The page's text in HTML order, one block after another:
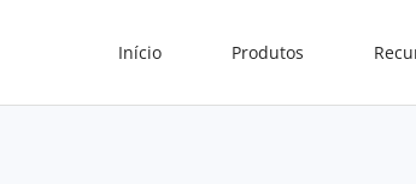
Início Produtos